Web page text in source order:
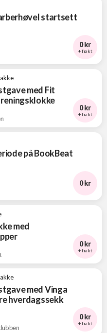
startsett
0 kr
+ frakt
med Fit
0 kr
+ frakt
på BookBeat
0 kr
med
0 kr
+ frakt
med Vinga
hverdagssekk
0 kr
+ frakt